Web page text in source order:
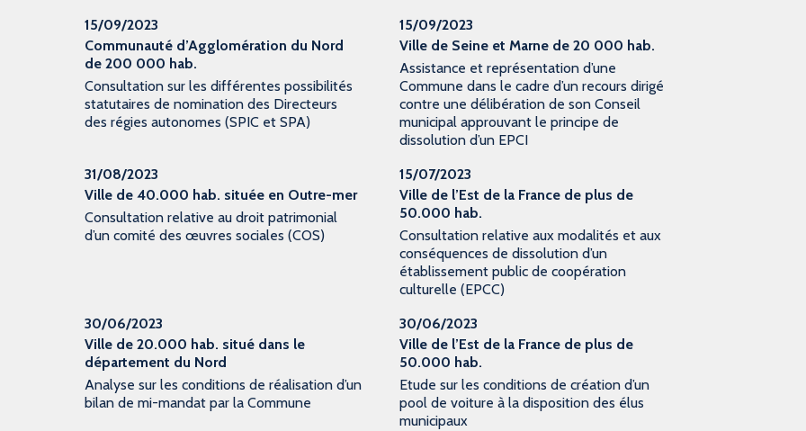
15/09/2023
Communauté d’Agglomération du Nord
de 200 000 hab.
Consultation sur les différentes possibilités
statutaires de nomination des Directeurs
des régies autonomes (SPIC et SPA)
15/09/2023
Ville de Seine et Marne de 20 000 hab.
Assistance et représentation d’une
Commune dans le cadre d’un recours dirigé
contre une délibération de son Conseil
municipal approuvant le principe de
dissolution d’un EPCI
31/08/2023
Ville de 40.000 hab. située en Outre-mer
Consultation relative au droit patrimonial
d’un comité des œuvres sociales (COS)
15/07/2023
Ville de l’Est de la France de plus de
50.000 hab.
Consultation relative aux modalités et aux
conséquences de dissolution d’un
établissement public de coopération
culturelle (EPCC)
30/06/2023
Ville de 20.000 hab. situé dans le
département du Nord
Analyse sur les conditions de réalisation d’un
bilan de mi-mandat par la Commune
30/06/2023
Ville de l’Est de la France de plus de
50.000 hab.
Etude sur les conditions de création d’un
pool de voiture à la disposition des élus
municipaux